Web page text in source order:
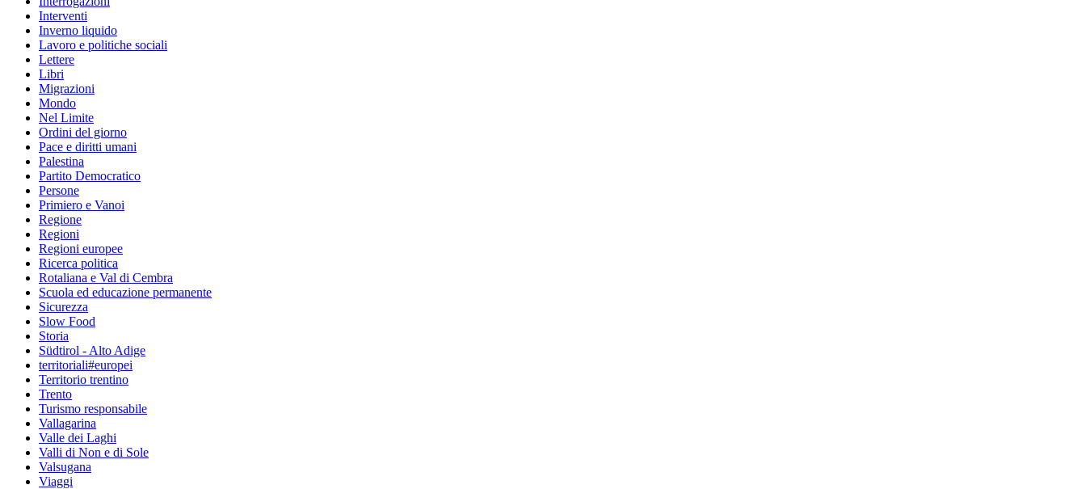
Interventi
Inverno liquido
Lavoro e politiche sociali
Lettere
Libri
Migrazioni
Mondo
Nel Limite
Ordini del giorno
Pace e diritti umani
Palestina
Partito Democratico
Persone
Primiero e Vanoi
Regione
Regioni
Regioni europee
Ricerca politica
Rotaliana e Val di Cembra
Scuola ed educazione permanente
Sicurezza
Slow Food
Storia
Südtirol - Alto Adige
territoriali#europei
Territorio trentino
Trento
Turismo responsabile
Vallagarina
Valle dei Laghi
Valli di Non e di Sole
Valsugana
Viaggi